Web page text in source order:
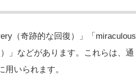
（奇跡的な回復）」「miraculous
」などがあります。これらは、通
いられます。